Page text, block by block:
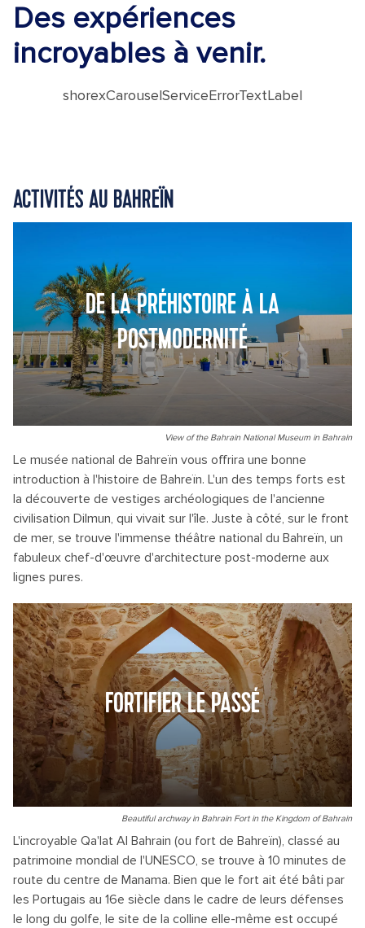
Des expériences
incroyables à venir.
shorexCarouselServiceErrorTextLabel
ACTIVITÉS AU BAHREÏN
DE LA PRÉHISTOIRE À LA
POSTMODERNITÉ
View of the Bahrain National Museum in Bahrain
Le musée national de Bahreïn vous offrira une bonne
introduction à l'histoire de Bahreïn. L'un des temps forts est
la découverte de vestiges archéologiques de l'ancienne
civilisation Dilmun, qui vivait sur l'île. Juste à côté, sur le front
de mer, se trouve l'immense théâtre national du Bahreïn, un
fabuleux chef-d'œuvre d'architecture post-moderne aux
lignes pures.
FORTIFIER LE PASSÉ
Beautiful archway in Bahrain Fort in the Kingdom of Bahrain
L'incroyable Qa'lat Al Bahrain (ou fort de Bahreïn), classé au
patrimoine mondial de l'UNESCO, se trouve à 10 minutes de
route du centre de Manama. Bien que le fort ait été bâti par
les Portugais au 16e siècle dans le cadre de leurs défenses
le long du golfe, le site de la colline elle-même est occupé